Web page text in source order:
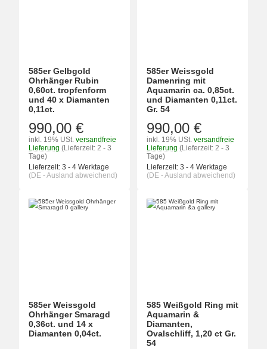
585er Gelbgold
Ohrhänger Rubin
0,60ct. tropfenform
und 40 x Diamanten
0,11ct.
990,00 €
inkl. 19% USt. versandfreie
Lieferung (Lieferzeit: 2 - 3
Tage)
Lieferzeit: 3 - 4 Werktage
(DE - Ausland abweichend)
585er Weissgold
Damenring mit
Aquamarin ca. 0,85ct.
und Diamanten 0,11ct.
Gr. 54
990,00 €
inkl. 19% USt. versandfreie
Lieferung (Lieferzeit: 2 - 3
Tage)
Lieferzeit: 3 - 4 Werktage
(DE - Ausland abweichend)
585er Weissgold
Ohrhänger Smaragd
0,36ct. und 14 x
Diamanten 0,04ct.
585 Weißgold Ring mit
Aquamarin &
Diamanten,
Ovalschliff, 1,20 ct Gr.
54